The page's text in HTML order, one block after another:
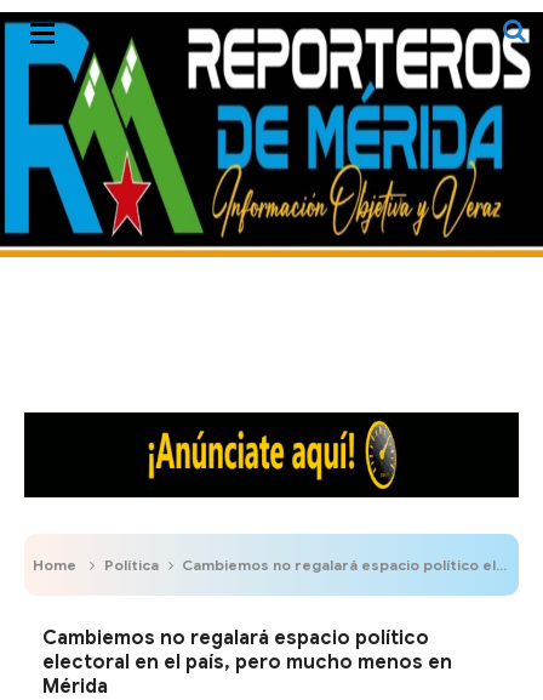
Home Política Cambiemos no regalará espacio político electoral en el país, pero mucho menos en Mérida
Cambiemos no regalará espacio político
electoral en el país, pero mucho menos en
Mérida